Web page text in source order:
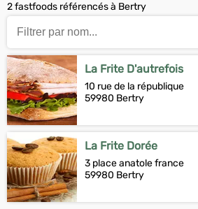
2 fastfoods référencés à Bertry
La Frite D'autrefois
10 rue de la république
59980 Bertry
La Frite Dorée
3 place anatole france
59980 Bertry